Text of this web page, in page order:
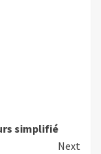
simplifié
Next